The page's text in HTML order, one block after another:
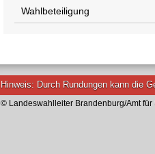
Wahlbeteiligung
Hinweis: Durch Rundungen kann die
© Landeswahlleiter Brandenburg/Amt